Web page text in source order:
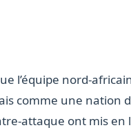
l’équipe nord-
comme une
attaque ont mis